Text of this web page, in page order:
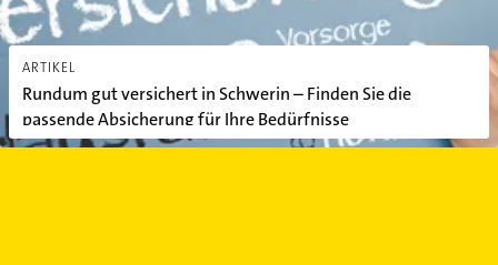
ARTIKEL
Rundum gut versichert in Schwerin – Finden Sie die
passende Absicherung für Ihre Bedürfnisse